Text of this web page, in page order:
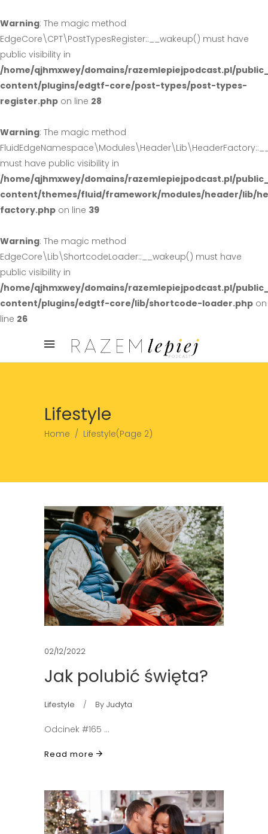
Warning: The magic method
EdgeCore\CPT\PostTypesRegister::__wakeup() must have
public visibility in
/home/qjhmxwey/domains/razemlepiejpodcast.pl/
content/plugins/edgtf-core/post-types/post-types-
register.php on line 28
Warning: The magic method
must have public visibility in
/home/qjhmxwey/domains/razemlepiejpodcast.pl/
content/themes/fluid/framework/modules/header/lib/
factory.php on line 39
Warning: The magic method
EdgeCore\Lib\ShortcodeLoader::__wakeup() must have
public visibility in
/home/qjhmxwey/domains/razemlepiejpodcast.pl/
content/plugins/edgtf-core/lib/shortcode-loader.php on
line 26
Lifestyle
Home / Lifestyle(Page 2)
02/12/2022
Jak polubić święta?
Lifestyle By Judyta
Odcinek #165
Read more